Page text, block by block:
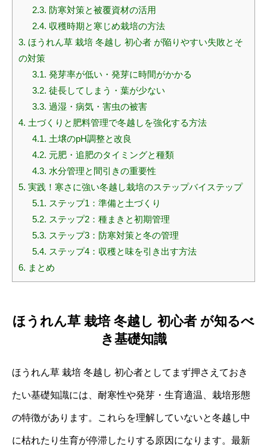
2.3. 防寒対策と被覆資材の活用
2.4. 収穫時期と寒じめ栽培の方法
3. ほうれん草 栽培 冬越し 初心者 が陥りやすい失敗とそ
の対策
3.1. 発芽率が低い・発芽に時間がかかる
3.2. 徒長してしまう・葉が少ない
3.3. 過湿・病気・害虫の被害
4. 土づくりと肥料管理で冬越しを強化する方法
4.1. 土壌のpH調整と改良
4.2. 元肥・追肥のタイミングと種類
4.3. 水分管理と間引きの重要性
5. 実践！寒さに強い冬越し栽培のステップバイステップ
5.1. ステップ1：準備と土づくり
5.2. ステップ2：種まきと初期管理
5.3. ステップ3：防寒対策と冬の管理
5.4. ステップ4：収穫と味を引き出す方法
6. まとめ
ほうれん草 栽培 冬越し 初心者 が知るべ
き基礎知識
ほうれん草 栽培 冬越し 初心者としてまず押さえておき
たい基礎知識には、耐寒性や発芽・生育適温、栽培形態
の特徴があります。これらを理解していないと冬越し中
に枯れたり生育が停滞したりする原因になります。最新